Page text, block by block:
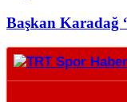
Başkan Karadağ